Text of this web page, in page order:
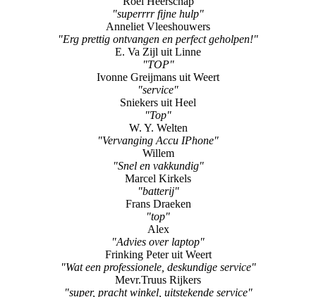
E. Va Zijl uit Linne
"TOP"
Ivonne Greijmans uit Weert
"service"
Sniekers uit Heel
"Top"
W. Y. Welten
"Vervanging Accu IPhone"
Willem
"Snel en vakkundig"
Marcel Kirkels
"batterij"
Frans Draeken
"top"
Alex
"Advies over laptop"
Frinking Peter uit Weert
"Wat een professionele, deskundige service"
Mevr.Truus Rijkers
"super, pracht winkel, uitstekende service"
Joep
"Hele fijne service!"
Charlene Van Polanen Petel